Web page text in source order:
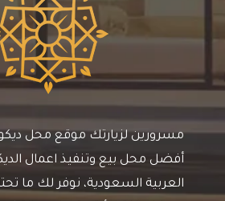
مسرورين لزيارتك موقع محل
أفضل محل بيع وتنفيذ اعمال
العربية السعودية، نوفر لك ما